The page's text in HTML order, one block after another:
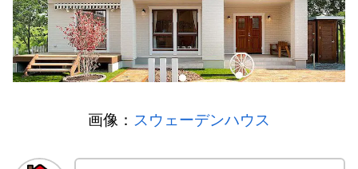
画像： スウェーデンハウス